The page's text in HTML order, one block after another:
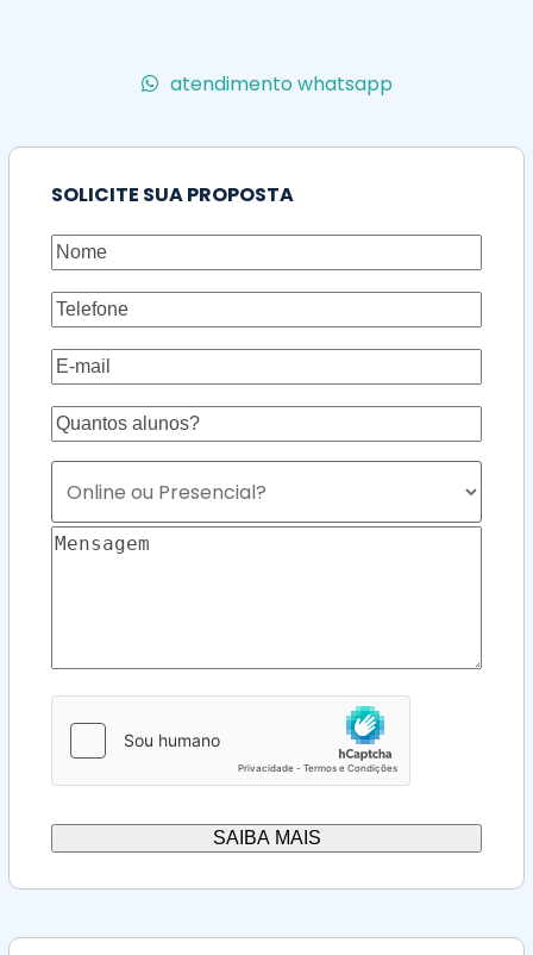
atendimento whatsapp
SOLICITE SUA PROPOSTA